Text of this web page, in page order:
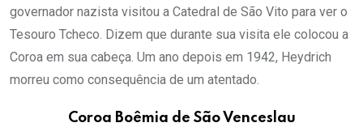
governador nazista visitou a Catedral de São Vito para ver o
Tesouro Tcheco. Dizem que durante sua visita ele colocou a
Coroa em sua cabeça. Um ano depois em 1942, Heydrich
morreu como consequência de um atentado.
Coroa Boêmia de São Venceslau